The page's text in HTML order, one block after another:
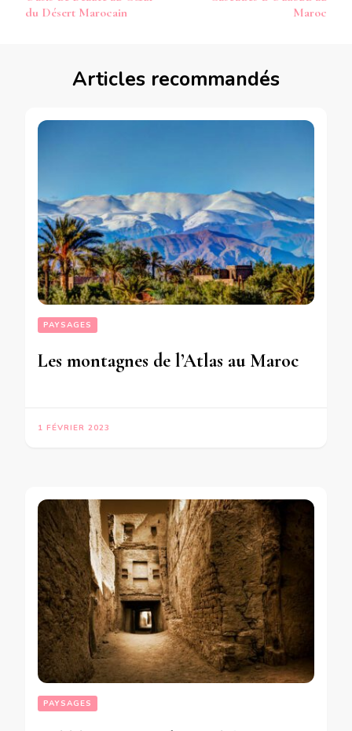
du Désert Marocain
Maroc
Articles recommandés
PAYSAGES
Les montagnes de l’Atlas au Maroc
1 FÉVRIER 2023
PAYSAGES